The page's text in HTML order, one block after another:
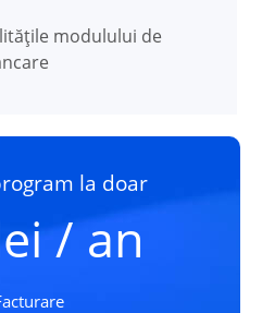
modulului de
la doar
/ an